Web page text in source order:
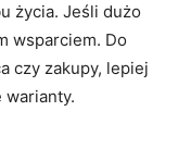
życia. Jeśli dużo
wsparciem. Do
czy zakupy, lepiej
warianty.